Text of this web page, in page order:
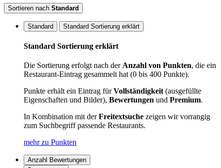
Sortieren nach Standard
Standard Standard Sortierung erklärt
Standard Sortierung erklärt
Die Sortierung erfolgt nach derAnzahl von Punkten, die ein
Restaurant-Eintrag gesammelt hat (0 bis 400 Punkte).
Punkte erhält ein Eintrag fürVollständigkeit(ausgefüllte
Eigenschaften und Bilder), Bewertungen und Premium.
In Kombination mit derFreitextsuche zeigen wir vorrangig
zum Suchbegriff passende Restaurants.
mehr zu Punkten
Anzahl Bewertungen